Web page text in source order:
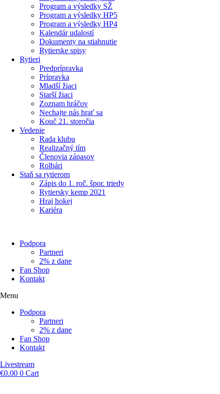
Program a výsledky SŽ
Program a výsledky HP5
Program a výsledky HP4
Kalendár udalostí
Dokumenty na stiahnutie
Rytierske spisy
Rytieri
Predprípravka
Prípravka
Mladší žiaci
Starší žiaci
Zoznam hráčov
Nechajte nás hrať sa
Kouč 21. storočia
Vedenie
Rada klubu
Realizačný tím
Členovia zápasov
Rolbári
Staň sa rytierom
Zápis do 1. roč. špor. triedy
Rytiersky kemp 2021
Hraj hokej
Kariéra
Podpora
Partneri
2% z dane
Fan Shop
Kontakt
Menu
Podpora
Partneri
2% z dane
Fan Shop
Kontakt
Livestream
€0.00 0 Cart